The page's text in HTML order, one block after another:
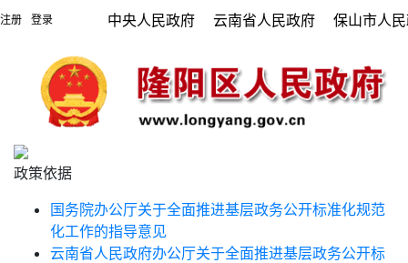
注册 登录 中央人民政府 云南省人民政府 保山市人
政策依据
国务院办公厅关于全面推进基层政务公开标准化规范
化工作的指导意见
云南省人民政府办公厅关于全面推进基层政务公开标